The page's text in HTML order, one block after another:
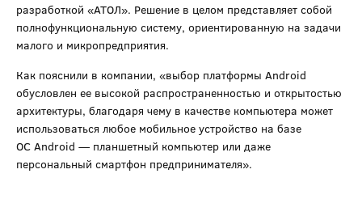
разработкой «АТОЛ». Решение в целом представляет собой
полнофункциональную систему, ориентированную на задачи
малого и микропредприятия.
Как пояснили в компании, «выбор платформы Android
обусловлен ее высокой распространенностью и открытостью
архитектуры, благодаря чему в качестве компьютера может
использоваться любое мобильное устройство на базе
ОС Android — планшетный компьютер или даже
персональный смартфон предпринимателя».